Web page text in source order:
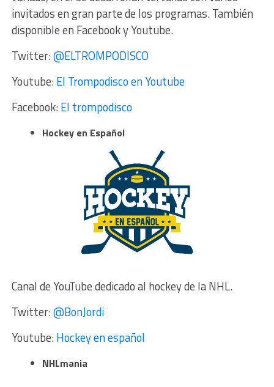
invitados en gran parte de los programas. También
disponible en Facebook y Youtube.
Twitter:@ELTROMPODISCO
Youtube:El Trompodiscoen Youtube
Facebook:El trompodisco
Hockey en Español
Canal de YouTube dedicado al hockey de la NHL.
Twitter:@BonJordi
Youtube:Hockey en español
NHLmania